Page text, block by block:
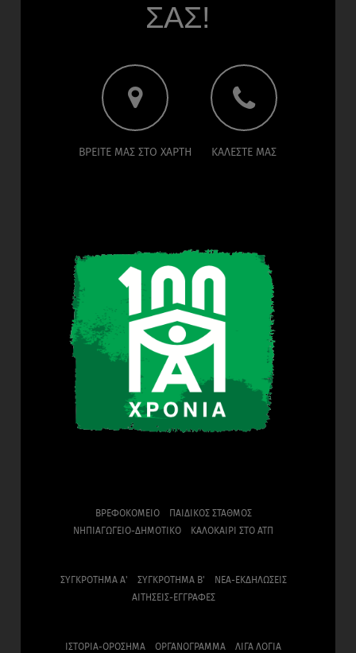
ΣΑΣ!
ΒΡΕΙΤΕ ΜΑΣ ΣΤΟ ΧΑΡΤΗ ΚΑΛΕΣΤΕ ΜΑΣ
ΒΡΕΦΟΚΟΜΕΙΟ
ΠΑΙΔΙΚΟΣ ΣΤΑΘΜΟΣ
ΝΗΠΙΑΓΩΓΕΙΟ-ΔΗΜΟΤΙΚΟ
ΚΑΛΟΚΑΙΡΙ ΣΤΟ ΑΤΠ
ΣΥΓΚΡΟΤΗΜΑ Α' ΣΥΓΚΡΟΤΗΜΑ Β'
ΝΕΑ-ΕΚΔΗΛΩΣΕΙΣ
ΑΙΤΗΣΕΙΣ-ΕΓΓΡΑΦΕΣ
ΙΣΤΟΡΙΑ-ΟΡΟΣΗΜΑ ΟΡΓΑΝΟΓΡΑΜΜΑ
ΛΙΓΑ ΛΟΓΙΑ